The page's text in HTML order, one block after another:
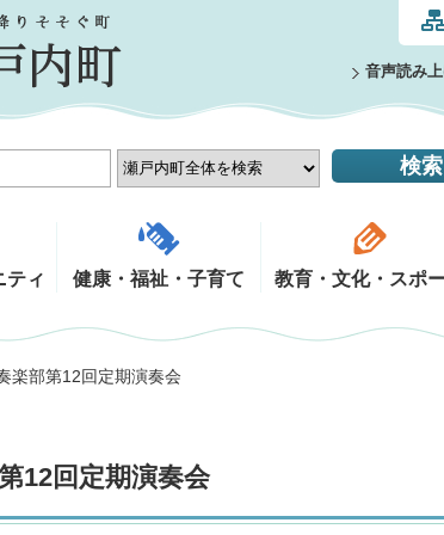
音声読み
ティ 健康・福祉・子育て 教育・文化・スポ
楽部第12回定期演奏会
12回定期演奏会